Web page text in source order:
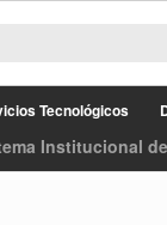
Tecnológicos
Institucional